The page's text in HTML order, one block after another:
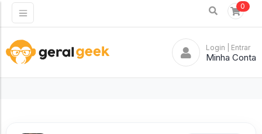
0
Login | Entrar
Minha Conta